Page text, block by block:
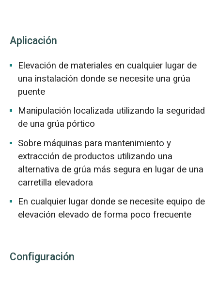
Aplicación
Elevación de materiales en cualquier lugar de
una instalación donde se necesite una grúa
puente
Manipulación localizada utilizando la seguridad
de una grúa pórtico
Sobre máquinas para mantenimiento y
extracción de productos utilizando una
alternativa de grúa más segura en lugar de una
carretilla elevadora
En cualquier lugar donde se necesite equipo de
elevación elevado de forma poco frecuente
Configuración